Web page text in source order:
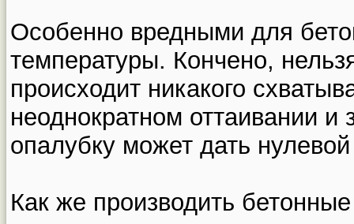
Особенно вредными для
температуры. Кончено,
происходит никакого
неоднократном оттаивании и
опалубку может дать нулевой
Как же производить